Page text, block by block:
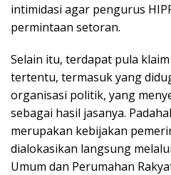
intimidasi agar pengurus
permintaan setoran.
Selain itu, terdapat pula
tertentu, termasuk yang
organisasi politik, yang
sebagai hasil jasanya.
merupakan kebijakan
dialokasikan langsung
Umum dan Perumahan